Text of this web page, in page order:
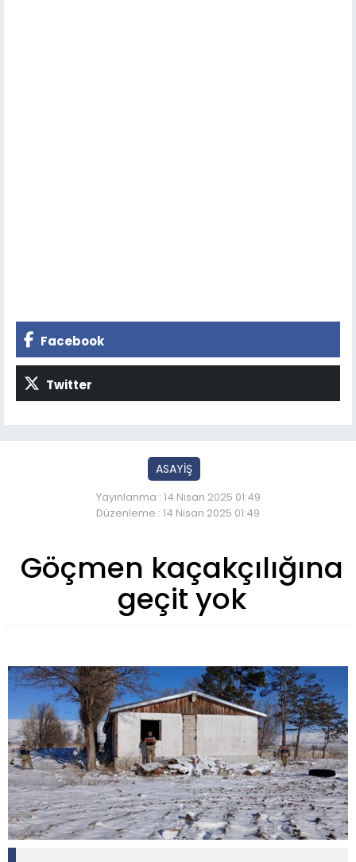
Facebook
Twitter
ASAYİŞ
Yayınlanma : 14 Nisan 2025 01:49
Düzenleme : 14 Nisan 2025 01:49
Göçmen kaçakçılığına
geçit yok